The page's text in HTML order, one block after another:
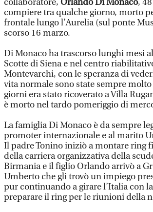
collaboratore, Orlando Di Monaco,
compiere tra qualche giorno, morto
frontale lungo l’Aurelia (sul ponte
scorso 16 marzo.
Di Monaco ha trascorso lunghi mesi
Scotte di Siena e nel centro
Montevarchi, con le speranza di
vita normale sono state sempre
giorni era stato ricoverato a Villa
è morto nel tardo pomeriggio di
La famiglia Di Monaco è da sempre
promoter internazionale e al marito
Il padre Tonino iniziò a montare ring
della carriera organizzativa della
Birmania e il figlio Orlando arrivò a
Umberto che gli trovò un impiego
pur continuando a girare l’Italia con
preparare il ring per le riunioni della